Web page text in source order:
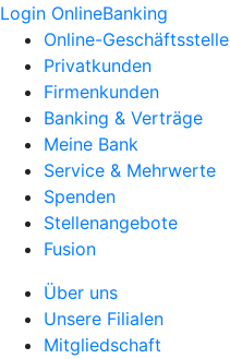
Login OnlineBanking
Online-Geschäftsstelle
Privatkunden
Firmenkunden
Banking & Verträge
Meine Bank
Service & Mehrwerte
Spenden
Stellenangebote
Fusion
Über uns
Unsere Filialen
Mitgliedschaft